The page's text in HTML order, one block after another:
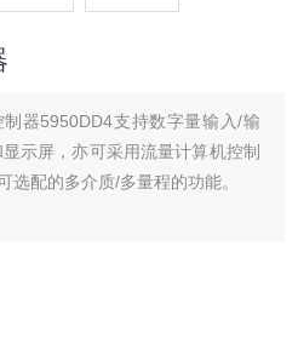
器5950DD4支持数字量输入/输
示屏，亦可采用流量计算机控制
选配的多介质/多量程的功能。